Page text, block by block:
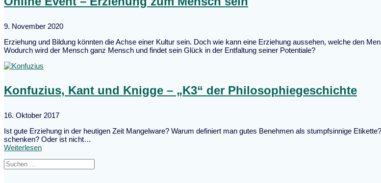
9. November 2020
Erziehung und Bildung könnten die Achse einer Kultur sein. Doch wie kann eine Erziehung aussehen, welche den
Wodurch wird der Mensch ganz Mensch und findet sein Glück in der Entfaltung seiner Potentiale?
Konfuzius, Kant und Knigge – „K3“ der Philosophiegeschichte
16. Oktober 2017
Ist gute Erziehung in der heutigen Zeit Mangelware? Warum definiert man gutes Benehmen als stumpfsinnige
schenken? Oder ist nicht…
Weiterlesen
Suche
nach: